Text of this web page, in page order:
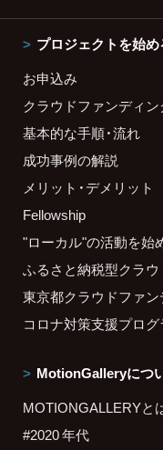
プロジェクトを始め
お申込み
クラウドファンディ
基本的な手順・流れ
成功事例の解説
メリット・デメリット
Fellowship
"ローカル"の活動を始
ふるさと納税型クラ
東京都クラウドファ
コロナ対策支援プロ
MotionGalleryにつ
MOTIONGALLERYと
#2020 年代